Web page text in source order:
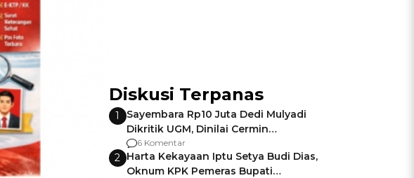
Diskusi Terpanas
1
Sayembara Rp10 Juta Dedi Mulyadi
Dikritik UGM, Dinilai Cermin
Gagalnya Negara Jamin Keamanan
6 Komentar
2 Harta Kekayaan Iptu Setya Budi Dias,
Oknum KPK Pemeras Bupati